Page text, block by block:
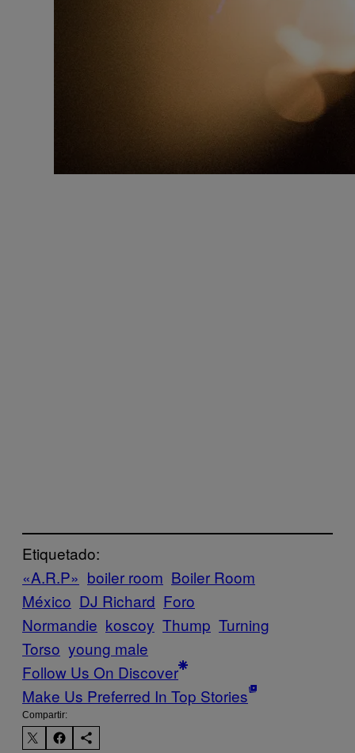
Etiquetado:
«A.R.P» boiler room Boiler Room
México DJ Richard Foro
Normandie koscoy Thump Turning
Torso young male
Follow Us On Discover
Make Us Preferred In Top Stories
Compartir: